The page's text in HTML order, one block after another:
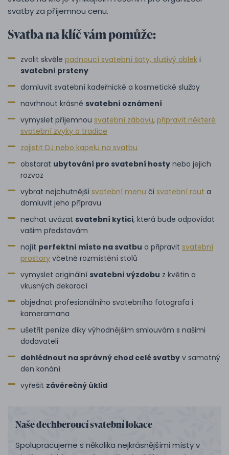
svatby za příjemnou cenu.
Svatba na klíč vám pomůže:
zvolit skvěle padnoucí svatební šaty, slušivý oblek i
svatební prsteny
domluvit svatební kadeřnické a kosmetické služby
navrhnout krásné svatební oznámení
vymyslet příjemnou svatební zábavu, připravit některé
svatební zvyky a tradice
zajistit DJ nebo kapelu na svatbu
obstarat ubytování pro svatební hosty nebo jejich
rozvoz
vybrat nejchutnější svatební menu či svatební raut a
domluvit jeho přípravu
nechat uvázat svatební kytici, která bude odpovídat
vašim představám
najít perfektní místo na svatbu a připravit svatební
prostory včetně rozmístění stolů
vymyslet originální svatební výzdobu z květin a
vkusných dekorací
objednat profesionálního svatebního fotografa i
kameramana
ušetřit peníze díky výhodnějším smlouvám s našimi
dodavateli
dohlédnout na správný chod celé svatby v samotný
den konání
vyřešit závěrečný úklid
Naše dechberoucí svatební lokace
Spolupracujeme s několika nejkrásnějšími místy v